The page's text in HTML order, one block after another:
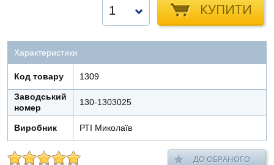
КУПИТИ
1
Характеристики
Код товару 1309
Заводський
номер
130-1303025
Виробник РТІ Миколаїв
ДО ОБРАНОГО